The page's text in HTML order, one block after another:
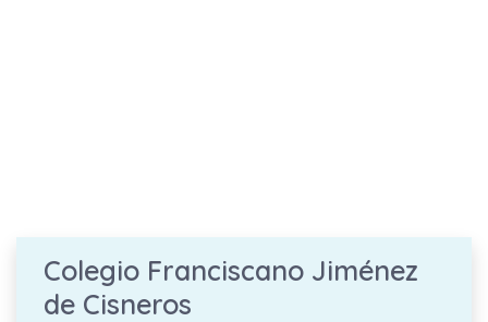
Colegio Franciscano Jiménez
de Cisneros